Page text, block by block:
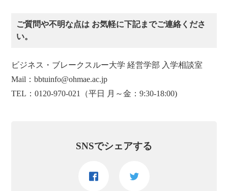
ご質問や不明な点は お気軽に下記までご連絡くださ
い。
ビジネス・ブレークスルー大学 経営学部 入学相談室
Mail：bbtuinfo@ohmae.ac.jp
TEL：0120-970-021（平日 月～金：9:30-18:00)
SNSでシェアする